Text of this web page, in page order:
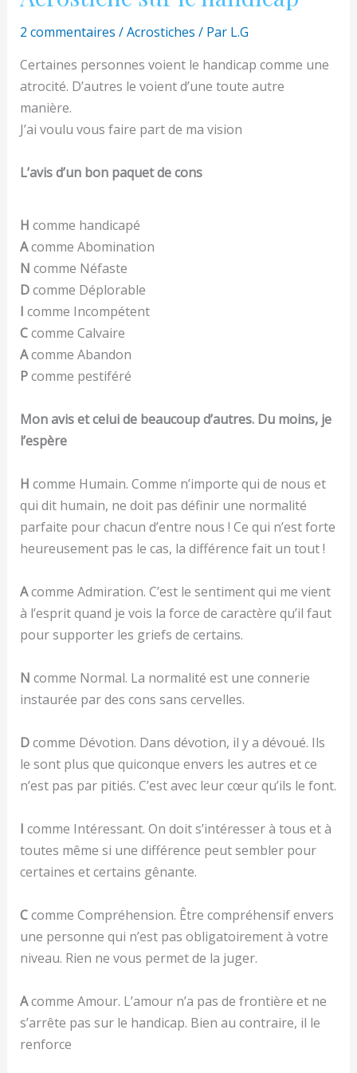
2 commentaires /Acrostiches / Par L.G
Certaines personnes voient le handicap comme une
atrocité. D’autres le voient d’une toute autre
manière.
J’ai voulu vous faire part de ma vision
L’avis d’un bon paquet de cons
H comme handicapé
Acomme Abomination
N comme Néfaste
Dcomme Déplorable
I comme Incompétent
Ccomme Calvaire
Acomme Abandon
Pcomme pestiféré
Mon avis et celui de beaucoup d’autres. Du moins, je
l’espère
H comme Humain. Comme n’importe qui de nous et
qui dit humain, ne doit pas définir une normalité
parfaite pour chacun d’entre nous ! Ce qui n’est forte
heureusement pas le cas, la différence fait un tout !
Acomme Admiration. C’est le sentiment qui me vient
à l’esprit quand je vois la force de caractère qu’il faut
pour supporter les griefs de certains.
N comme Normal. La normalité est une connerie
instaurée par des cons sans cervelles.
Dcomme Dévotion. Dans dévotion, il y a dévoué. Ils
le sont plus que quiconque envers les autres et ce
n’est pas par pitiés. C’est avec leur cœur qu’ils le font.
I comme Intéressant. On doit s’intéresser à tous et à
toutes même si une différence peut sembler pour
certaines et certains gênante.
Ccomme Compréhension. Être compréhensif envers
une personne qui n’est pas obligatoirement à votre
niveau. Rien ne vous permet de la juger.
Acomme Amour. L’amour n’a pas de frontière et ne
s’arrête pas sur le handicap. Bien au contraire, il le
renforce